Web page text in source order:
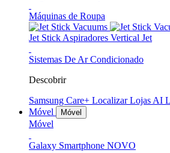
Máquinas de Roupa
Jet Stick Aspiradores Vertical Jet
Sistemas De Ar Condicionado
Descobrir
Samsung Care+ Localizar Lojas AI
Móvel
Móvel
Móvel
Galaxy Smartphone NOVO